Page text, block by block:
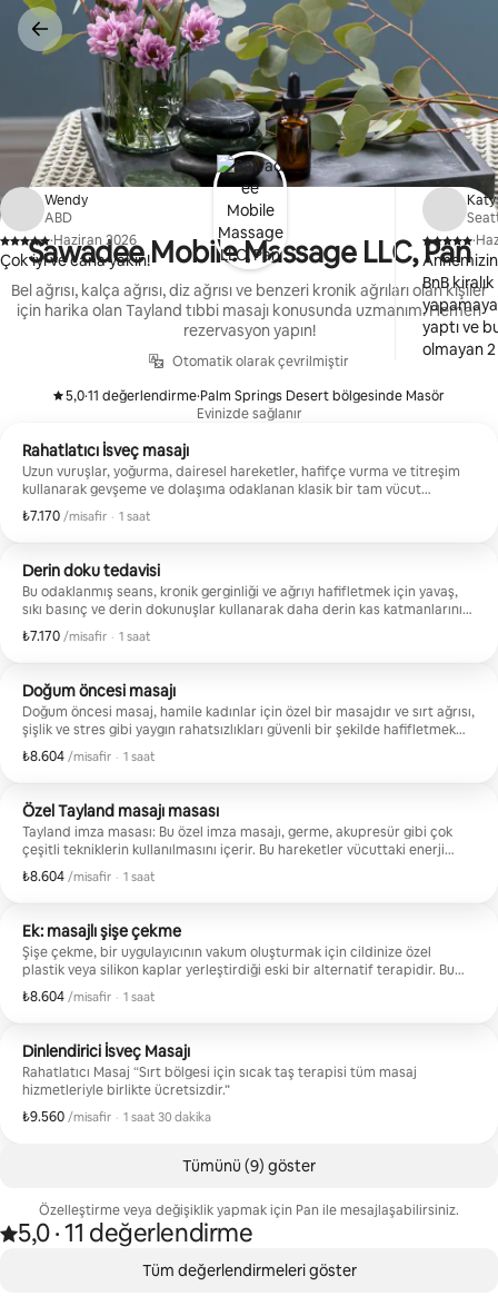
İçeriğe
atla
Sawadee Mobile Massage LLC, Pan
Bel ağrısı, kalça ağrısı, diz ağrısı ve benzeri kronik ağrıları olan kişiler
için harika olan Tayland tıbbi masajı konusunda uzmanım. Hemen
rezervasyon yapın!
Otomatik olarak çevrilmiştir
5,0
,
·11 değerlendirme
, ·Palm Springs Desert bölgesinde Masör
Evinizde sağlanır
Rahatlatıcı İsveç masajı
Uzun vuruşlar, yoğurma, dairesel hareketler, hafifçe vurma ve titreşim
kullanarak gevşeme ve dolaşıma odaklanan klasik bir tam vücut
terapisinin keyfini çıkarın. Bu teknikler kasları ısıtmaya, gerginliği
azaltmaya, esnekliği artırmaya ve sinir sistemini sakinleştirmeye
hizmetleriyle birlikte ücretsizdir.”**
₺7.170 /misafir
Misafir başına ₺7.170
, · 1 saat
Derin doku tedavisi
Bu odaklanmış seans, kronik gerginliği ve ağrıyı hafifletmek için yavaş,
sıkı basınç ve derin dokunuşlar kullanarak daha derin kas katmanlarını
ve bağ dokularını hedefler. “Sırt bölgesi için sıcak taş terapisi tüm
masaj hizmetleriyle birlikte ücretsizdir.”
₺7.170 /misafir
Misafir başına ₺7.170
, · 1 saat
Doğum öncesi masajı
Doğum öncesi masaj, hamile kadınlar için özel bir masajdır ve sırt ağrısı,
şişlik ve stres gibi yaygın rahatsızlıkları güvenli bir şekilde hafifletmek
için değiştirilmiş teknikler kullanır. “Sırt bölgesi için sıcak taş terapisi
tüm masaj hizmetlerine ücretsiz olarak dahildir.”
₺8.604 /misafir
Misafir başına ₺8.604
, · 1 saat
Özel Tayland masajı masası
Tayland imza masası: Bu özel imza masajı, germe, akupresür gibi çok
çeşitli tekniklerin kullanılmasını içerir. Bu hareketler vücuttaki enerji
akışını ve yağları iyileştirir. Kas gerginliğini, kronik sırt/eklem ağrısını, baş
ağrısını ve stresi etkili bir şekilde azaltırken hareket açıklığını artırır.
esinlenen bu kapsamlı sağlıklı yaşam terapisi, genel sağlık için en uygun
olanıdır.
₺8.604 /misafir
Misafir başına ₺8.604
, · 1 saat
Ek: masajlı şişe çekme
Şişe çekme, bir uygulayıcının vakum oluşturmak için cildinize özel
plastik veya silikon kaplar yerleştirdiği eski bir alternatif terapidir. Bu
emiş, cildi ve altındaki dokuları yukarı doğru çeker ve bunun kan akışını
artırdığına, kas gerginliğini azalttığına ve iyileşmeyi hızlandırdığına
₺8.604 /misafir
Misafir başına ₺8.604
, · 1 saat
Dinlendirici İsveç Masajı
Rahatlatıcı Masaj “Sırt bölgesi için sıcak taş terapisi tüm masaj
hizmetleriyle birlikte ücretsizdir.”
₺9.560 /misafir
Misafir başına ₺9.560
, · 1 saat 30 dakika
Tümünü (9) göster
Özelleştirme veya değişiklik yapmak için Pan ile mesajlaşabilirsiniz.
11 değerlendirmede 5 üzerinden 5,0 yıldız aldı
5,0
, ·11 değerlendirme
Wendy
ABD
,
·Haziran 2026
Çok iyi ve cana yakın!
Katy
,
·
Annemizin
BnB
yaptı ve
olmayan
Tam
dikkat
seanslar
harika.
Tüm değerlendirmeleri göster